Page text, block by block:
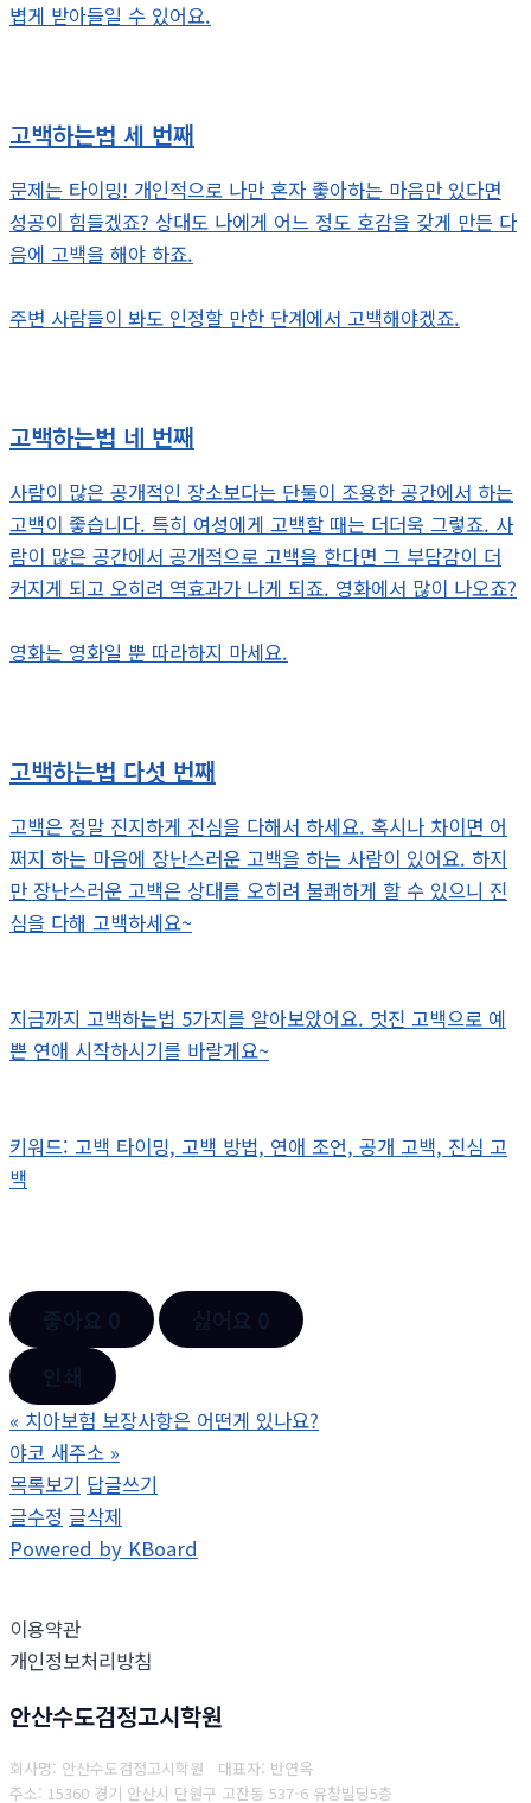
볍게 받아들일 수 있어요.
고백하는법 세 번째
문제는 타이밍! 개인적으로 나만 혼자 좋아하는 마음만 있다면
성공이 힘들겠죠? 상대도 나에게 어느 정도 호감을 갖게 만든 다
음에 고백을 해야 하죠.
주변 사람들이 봐도 인정할 만한 단계에서 고백해야겠죠.
고백하는법 네 번째
사람이 많은 공개적인 장소보다는 단둘이 조용한 공간에서 하는
고백이 좋습니다. 특히 여성에게 고백할 때는 더더욱 그렇죠. 사
람이 많은 공간에서 공개적으로 고백을 한다면 그 부담감이 더
커지게 되고 오히려 역효과가 나게 되죠. 영화에서 많이 나오죠?
영화는 영화일 뿐 따라하지 마세요.
고백하는법 다섯 번째
고백은 정말 진지하게 진심을 다해서 하세요. 혹시나 차이면 어
쩌지 하는 마음에 장난스러운 고백을 하는 사람이 있어요. 하지
만 장난스러운 고백은 상대를 오히려 불쾌하게 할 수 있으니 진
심을 다해 고백하세요~
지금까지 고백하는법 5가지를 알아보았어요. 멋진 고백으로 예
쁜 연애 시작하시기를 바랄게요~
키워드: 고백 타이밍, 고백 방법, 연애 조언, 공개 고백, 진심 고
백
« 치아보험 보장사항은 어떤게 있나요?
야코 새주소 »
목록보기 답글쓰기
글수정 글삭제
Powered by KBoard
이용약관
개인정보처리방침
안산수도검정고시학원
회사명: 안산수도검정고시학원 대표자: 반연옥
주소: 15360 경기 안산시 단원구 고잔동 537-6 유창빌딩5층